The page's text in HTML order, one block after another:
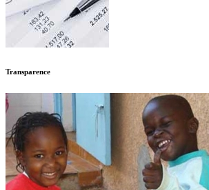
Transparence